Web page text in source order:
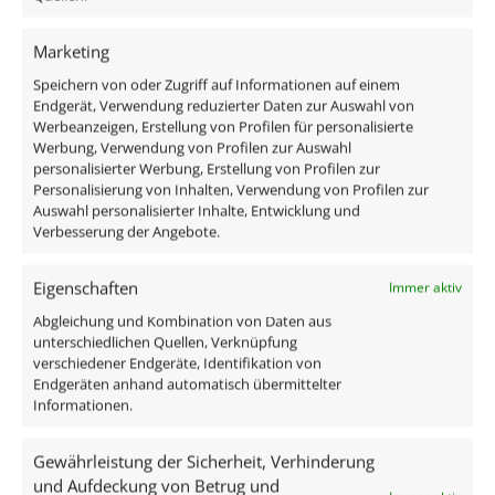
Marketing
Speichern von oder Zugriff auf Informationen auf einem
Endgerät, Verwendung reduzierter Daten zur Auswahl von
Werbeanzeigen, Erstellung von Profilen für personalisierte
Werbung, Verwendung von Profilen zur Auswahl
personalisierter Werbung, Erstellung von Profilen zur
Personalisierung von Inhalten, Verwendung von Profilen zur
Auswahl personalisierter Inhalte, Entwicklung und
Verbesserung der Angebote.
Eigenschaften Immer aktiv
Abgleichung und Kombination von Daten aus
unterschiedlichen Quellen, Verknüpfung
verschiedener Endgeräte, Identifikation von
Endgeräten anhand automatisch übermittelter
Informationen.
Gewährleistung der Sicherheit, Verhinderung
und Aufdeckung von Betrug und
DC 24V (Smart Home)
Ähnliche Produkte
LED-Einbaustrahler 230V nur
LED-